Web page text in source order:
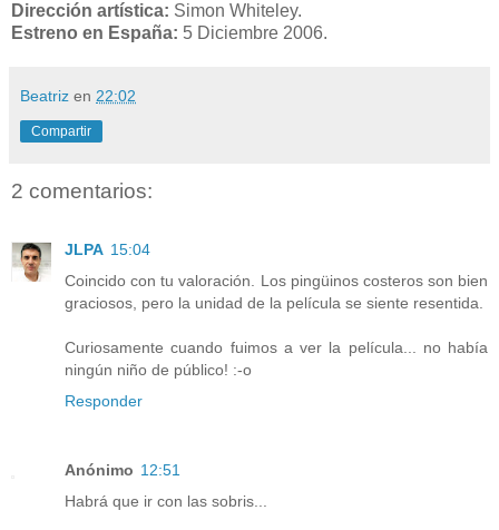
Dirección artística: Simon Whiteley.
Estreno en España: 5 Diciembre 2006.
Beatriz en 22:02
Compartir
2 comentarios:
JLPA 15:04
Coincido con tu valoración. Los pingüinos costeros son bien
graciosos, pero la unidad de la película se siente resentida.
Curiosamente cuando fuimos a ver la película... no había
ningún niño de público! :-o
Responder
Anónimo 12:51
Habrá que ir con las sobris...